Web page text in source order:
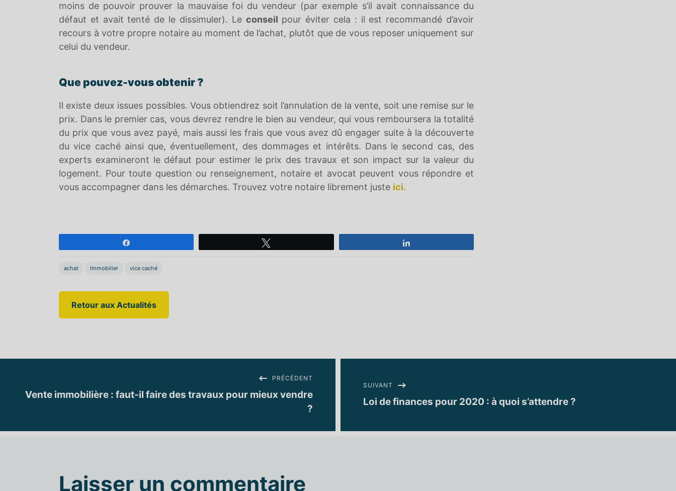
moins de pouvoir prouver la mauvaise foi du vendeur (par exemple s’il avait connaissance du
défaut et avait tenté de le dissimuler). Le conseil pour éviter cela : il est recommandé d’avoir
recours à votre propre notaire au moment de l’achat, plutôt que de vous reposer uniquement sur
celui du vendeur.
Que pouvez-vous obtenir ?
Il existe deux issues possibles. Vous obtiendrez soit l’annulation de la vente, soit une remise sur le
prix. Dans le premier cas, vous devrez rendre le bien au vendeur, qui vous remboursera la totalité
du prix que vous avez payé, mais aussi les frais que vous avez dû engager suite à la découverte
du vice caché ainsi que, éventuellement, des dommages et intérêts. Dans le second cas, des
experts examineront le défaut pour estimer le prix des travaux et son impact sur la valeur du
logement. Pour toute question ou renseignement, notaire et avocat peuvent vous répondre et
vous accompagner dans les démarches. Trouvez votre notaire librement juste ici.
achat Immobilier vice caché
Retour aux Actualités
PRÉCÉDENT
Vente immobilière : faut-il faire des travaux pour mieux vendre
?
SUIVANT
Loi de finances pour 2020 : à quoi s’attendre ?
Laisser un commentaire